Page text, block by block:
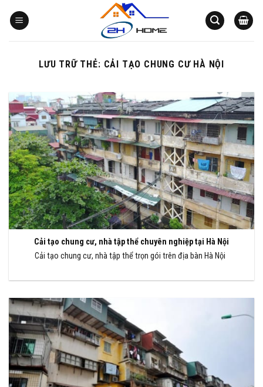
qua
LƯU TRỮ THẺ: CẢI TẠO CHUNG CƯ HÀ NỘI
Cải tạo chung cư, nhà tập thể chuyên nghiệp tại Hà Nội
Cải tạo chung cư, nhà tập thể trọn gói trên địa bàn Hà Nội